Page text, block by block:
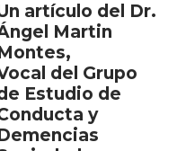
artículo del Dr.
Martin
del Grupo
Estudio de
y